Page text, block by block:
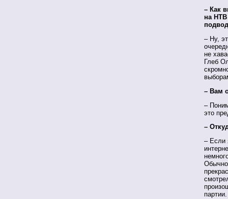
– Как
на НТВ
– Ну,
не
Глеб
– Вам
–
это
–
– Если
Обычно
партии.